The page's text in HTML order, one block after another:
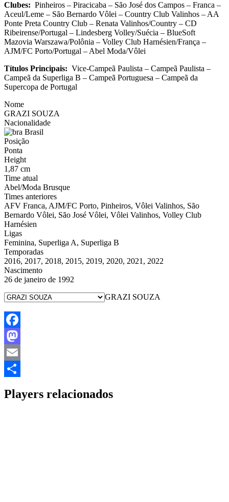
Clubes: Pinheiros – Piracicaba – São José dos Campos – Franca –
Aceul/Leme – São Bernardo Vôlei – Country Club Valinhos – AA
Ponte Preta Country Club – Renata Valinhos/Country – CD
Ribeirense/Portugal – Lindesberg Volley/Suécia – BlueSoft
Mazovia Warszawa/Polônia – Volley Club Harnésien/França –
AJM/FC Porto/Portugal – Abel Moda/Vôlei
Títulos Principais: Vice-Campeã Paulista – Campeã Paulista –
Campeã da Superliga B – Campeã Portuguesa – Campeã da
Supercopa de Portugal
Nome
GRAZI SOUZA
Nacionalidade
Brasil
Posição
Ponta
Height
1,87 cm
Time atual
Abel/Moda Brusque
Times anteriores
AFV Franca, AJM/FC Porto, Pinheiros, Vôlei Valinhos, São
Bernardo Vôlei, São José Vôlei, Vôlei Valinhos, Volley Club
Harnésien
Ligas
Feminina, Superliga A, Superliga B
Temporadas
2016, 2017, 2018, 2015, 2019, 2020, 2021, 2022
Nascimento
26 de janeiro de 1992
GRAZI SOUZA
Facebook
Mastodon
Email
Players relacionados